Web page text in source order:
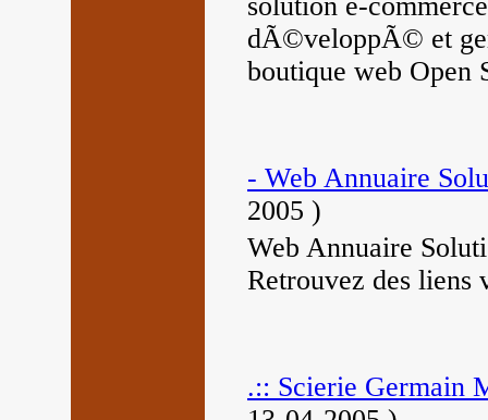
dÃ©veloppÃ© et
boutique web Open
- Web Annuaire
2005 )
Web Annuaire
Retrouvez des liens
.:: Scierie Germain